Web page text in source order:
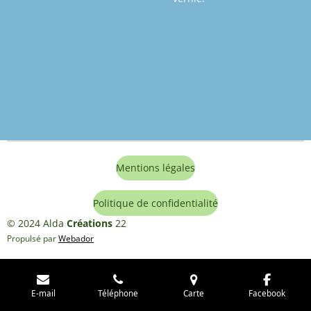
Mentions légales
Politique de confidentialité
© 2024 Alda Créations 22
Propulsé par Webador
E-mail Téléphone Carte Facebook